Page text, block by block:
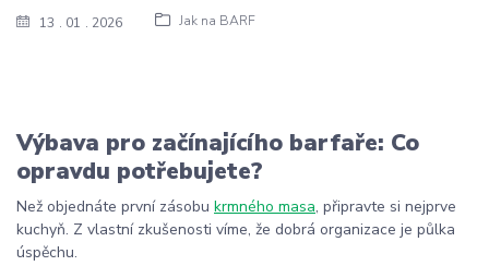
13 01 2026 Jak na BARF
Výbava pro začínajícího barfaře: Co
opravdu potřebujete?
Než objednáte první zásobu krmného masa, připravte si nejprve
kuchyň. Z vlastní zkušenosti víme, že dobrá organizace je půlka
úspěchu.